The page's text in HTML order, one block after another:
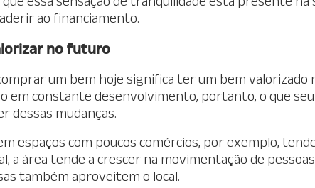
ao financiamento.
no futuro
um bem hoje significa ter um bem valorizado
em constante desenvolvimento, portanto, o que seu
dessas mudanças.
espaços com poucos comércios, por exemplo,
a área tende a crescer na movimentação de
também aproveitem o local.